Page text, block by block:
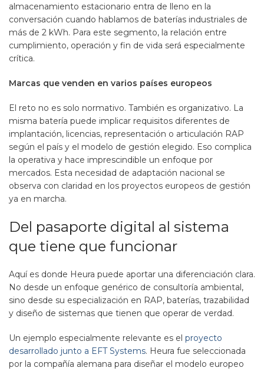
almacenamiento estacionario entra de lleno en la
conversación cuando hablamos de baterías industriales de
más de 2 kWh. Para este segmento, la relación entre
cumplimiento, operación y fin de vida será especialmente
crítica.
Marcas que venden en varios países europeos
El reto no es solo normativo. También es organizativo. La
misma batería puede implicar requisitos diferentes de
implantación, licencias, representación o articulación RAP
según el país y el modelo de gestión elegido. Eso complica
la operativa y hace imprescindible un enfoque por
mercados. Esta necesidad de adaptación nacional se
observa con claridad en los proyectos europeos de gestión
ya en marcha.
Del pasaporte digital al sistema
que tiene que funcionar
Aquí es donde Heura puede aportar una diferenciación clara.
No desde un enfoque genérico de consultoría ambiental,
sino desde su especialización en RAP, baterías, trazabilidad
y diseño de sistemas que tienen que operar de verdad.
Un ejemplo especialmente relevante es el proyecto
desarrollado junto a EFT Systems. Heura fue seleccionada
por la compañía alemana para diseñar el modelo europeo